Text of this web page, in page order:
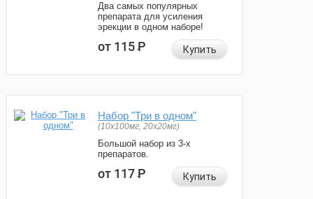
Два самых популярных
препарата для усиления
эрекции в одном наборе!
от 115Р Купить
Набор "Три в одном"
(10x100мг, 20x20мг)
Большой набор из 3-х
препаратов.
от 117Р Купить